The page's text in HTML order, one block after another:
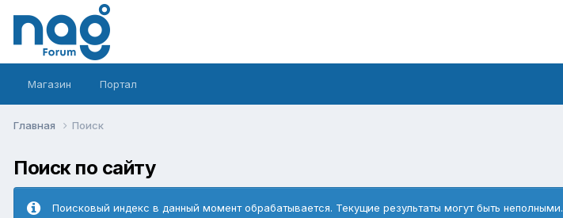
Магазин Портал
Главная Поиск
Поиск по сайту
Поисковый индекс в данный момент обрабатывается. Текущие результаты могут быть неполными.